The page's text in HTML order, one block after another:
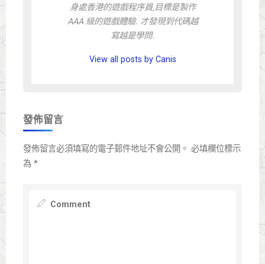
身處香港的遊戲程序員,目標是製作
AAA 級的遊戲體驗. 才發現到代碼越
寫越是學問.
View all posts by Canis
發佈留言
發佈留言必須填寫的電子郵件地址不會公開。 必填欄位標示
為 *